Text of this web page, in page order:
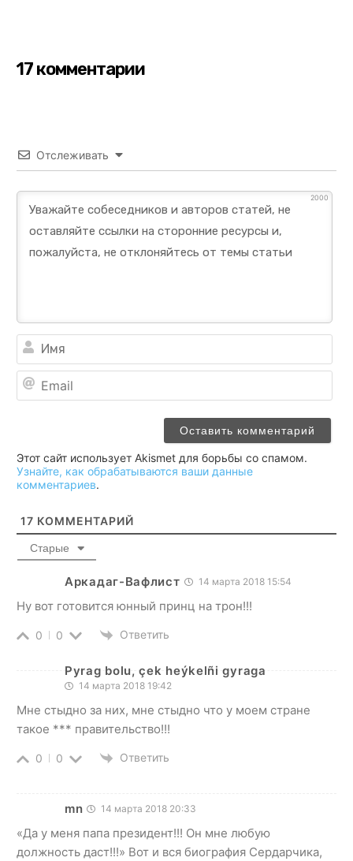
17 комментарии
Отслеживать
2000
Этот сайт использует Akismet для борьбы со спамом.
Узнайте, как обрабатываются ваши данные
комментариев.
17 КОММЕНТАРИЙ
Старые
Аркадаг-Вафлист 14 марта 2018 15:54
Ну вот готовится юнный принц на трон!!!
0 0 Ответить
Pyrag bolu, çek heýkelñi gyraga
14 марта 2018 19:42
Мне стыдно за них, мне стыдно что у моем стране
такое *** правительство!!!
0 0 Ответить
mn 14 марта 2018 20:33
«Да у меня папа президент!!! Он мне любую
должность даст!!!» Вот и вся биография Сердарчика,